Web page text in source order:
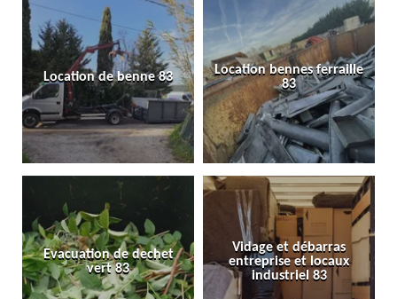
Location de benne 83
Location bennes ferraille
83
Evacuation de dechet
vert 83
Vidage et débarras
entreprise et locaux
industriel 83